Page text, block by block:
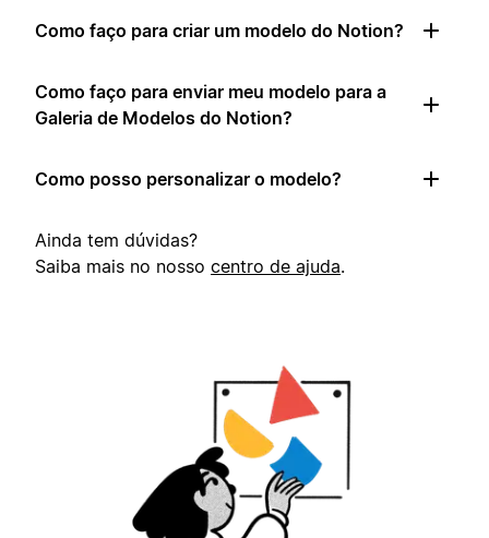
Como faço para criar um modelo do Notion?
Como faço para enviar meu modelo para a
Galeria de Modelos do Notion?
Como posso personalizar o modelo?
Ainda tem dúvidas?
Saiba mais no nosso centro de ajuda.